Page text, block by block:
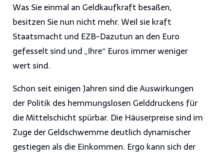
Was Sie einmal an Geldkaufkraft besaßen,
besitzen Sie nun nicht mehr. Weil sie kraft
Staatsmacht und EZB-Dazutun an den Euro
gefesselt sind und „Ihre“ Euros immer weniger
wert sind.
Schon seit einigen Jahren sind die Auswirkungen
der Politik des hemmungslosen Gelddruckens für
die Mittelschicht spürbar. Die Häuserpreise sind im
Zuge der Geldschwemme deutlich dynamischer
gestiegen als die Einkommen. Ergo kann sich der